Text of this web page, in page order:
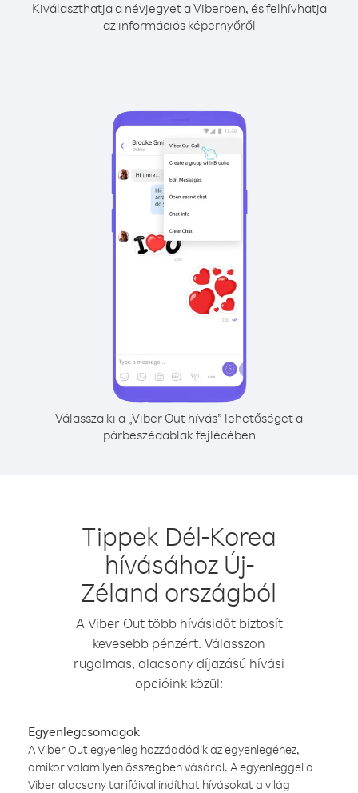
Kiválaszthatja a névjegyet a Viberben, és felhívhatja
az információs képernyőről
Válassza ki a „Viber Out hívás” lehetőséget a
párbeszédablak fejlécében
Tippek Dél-Korea
hívásához Új-
Zéland országból
A Viber Out több hívásidőt biztosít
kevesebb pénzért. Válasszon
rugalmas, alacsony díjazású hívási
opcióink közül:
Egyenlegcsomagok
A Viber Out egyenleg hozzáadódik az egyenlegéhez,
amikor valamilyen összegben vásárol. A egyenleggel a
Viber alacsony tarifáival indíthat hívásokat a világ